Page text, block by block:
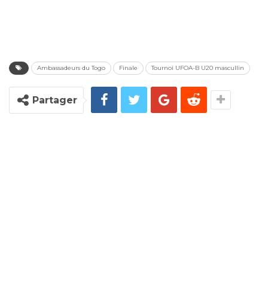
Ambassadeurs du Togo Finale Tournoi UFOA-B U20 mascullin
Partager